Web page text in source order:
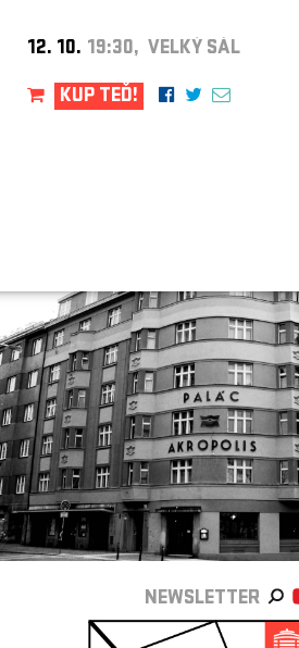
12. 10. 19:30, VELKÝ SÁL
KUP TEĎ!
NEWSLETTER